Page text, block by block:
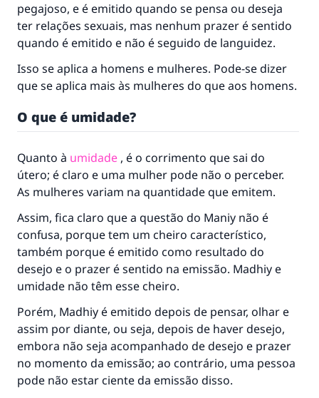
pegajoso, e é emitido quando se pensa ou deseja
ter relações sexuais, mas nenhum prazer é sentido
quando é emitido e não é seguido de languidez.
Isso se aplica a homens e mulheres. Pode-se dizer
que se aplica mais às mulheres do que aos homens.
O que é umidade?
Quanto à umidade , é o corrimento que sai do
útero; é claro e uma mulher pode não o perceber.
As mulheres variam na quantidade que emitem.
Assim, fica claro que a questão do Maniy não é
confusa, porque tem um cheiro característico,
também porque é emitido como resultado do
desejo e o prazer é sentido na emissão. Madhiy e
umidade não têm esse cheiro.
Porém, Madhiy é emitido depois de pensar, olhar e
assim por diante, ou seja, depois de haver desejo,
embora não seja acompanhado de desejo e prazer
no momento da emissão; ao contrário, uma pessoa
pode não estar ciente da emissão disso.
A resposta n° 110845 salvou um
casamento.
Ajude-nos a responder à Ummah